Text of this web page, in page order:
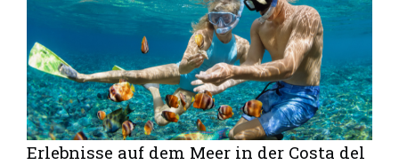
Erlebnisse auf dem Meer in der Costa del